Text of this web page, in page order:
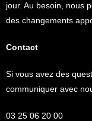
jour. Au besoin, nous
des changements
Contact
Si vous avez des
communiquer avec
03 25 06 20 00